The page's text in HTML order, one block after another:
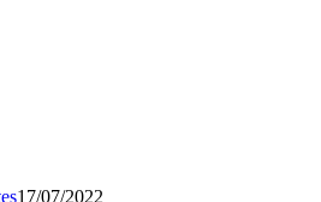
17/07/2022